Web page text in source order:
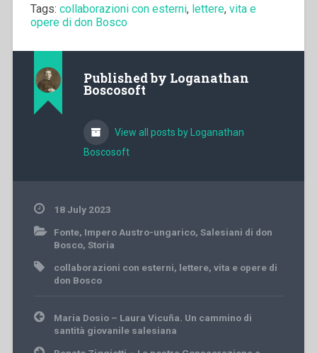
Tags: collaborazioni con esterni, lettere, vita e
opere di don Bosco
Published by Loganathan
Boscosoft
View all posts by Loganathan
Boscosoft
18 July 2023
Fonte, Impero Austro-ungarico, Salesiani di don
Bosco, Storia
collaborazioni con esterni, lettere, vita e opere di
don Bosco
Post
navigation
Maria Dosio – Laura Vicuña. Un cammino di
santità giovanile salesiana